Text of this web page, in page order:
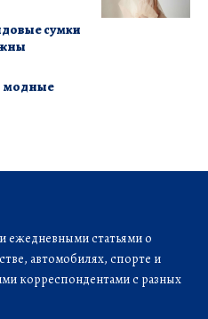
сумки
модные
ежедневными статьями о
автомобилях, спорте и
корреспондентами с разных